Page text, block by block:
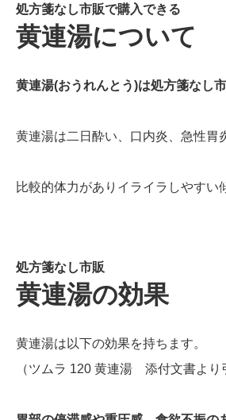
処方箋なし市販で購入できる
黄連湯について
黄連湯(おうれんとう)は処方箋なし
黄連湯は二日酔い、口内炎、急性胃
比較的体力がありイライラしやすい
処方箋なし市販
黄連湯の効果
黄連湯は以下の効果を持ちます。
（ツムラ 120 黄連湯 添付文書より